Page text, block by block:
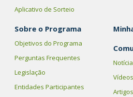
Aplicativo de Sorteio
Sobre o Programa
Objetivos do Programa
Perguntas Frequentes
Legislação
Entidades Participantes
Vídeos
Artigos